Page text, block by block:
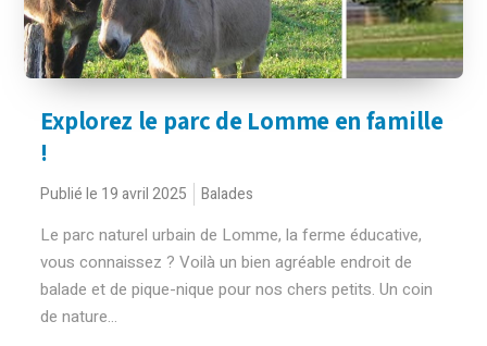
Explorez le parc de Lomme en famille
!
Publié le 19 avril 2025 Balades
Le parc naturel urbain de Lomme, la ferme éducative,
vous connaissez ? Voilà un bien agréable endroit de
balade et de pique-nique pour nos chers petits. Un coin
de nature...